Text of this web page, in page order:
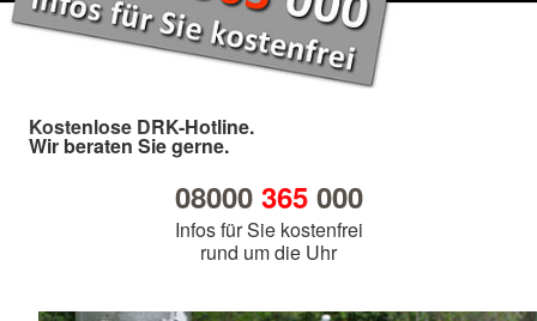
Kostenlose DRK-Hotline.
Wir beraten Sie gerne.
08000 365000
Infos für Sie kostenfrei
rund um die Uhr